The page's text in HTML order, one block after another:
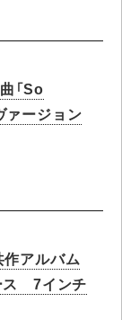
「So
ァージョン
アルバム
ス 7インチ